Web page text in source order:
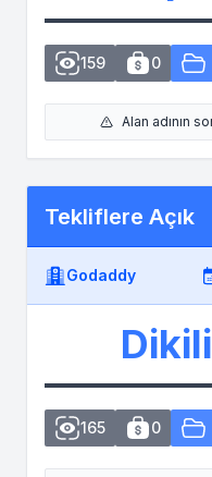
159 0
Alan adının
Tekliflere Açık
Godaddy
165 0